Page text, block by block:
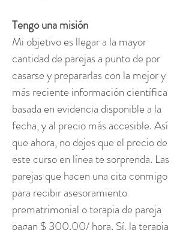
Tengo una misión
Mi objetivo es llegar a la mayor
cantidad de parejas a punto de por
casarse y prepararlas con la mejor y
más reciente información científica
basada en evidencia disponible a la
fecha, y al precio más accesible. Así
que ahora, no dejes que el precio de
este curso en línea te sorprenda. Las
parejas que hacen una cita conmigo
para recibir asesoramiento
prematrimonial o terapia de pareja
pagan $ 300.00/ hora. Sí, la terapia